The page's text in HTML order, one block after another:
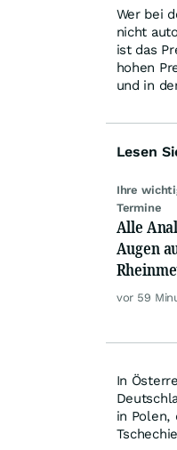
Wer bei
nicht
ist das
hohen
und in
Lesen
Ihre
Termine
Alle
Augen
vor 59
In
in Polen,